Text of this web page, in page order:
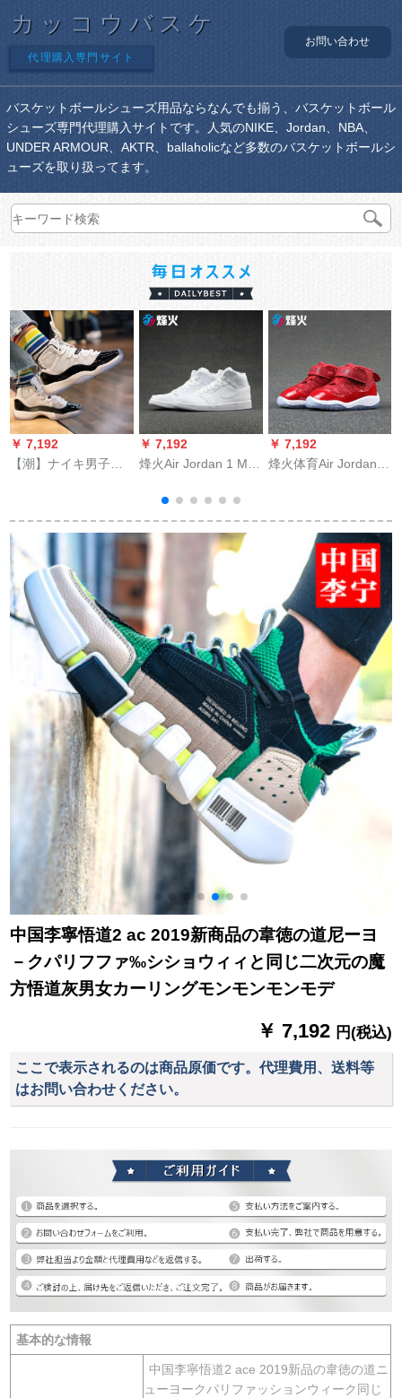
カッコウバスケ
代理購入専門サイト
お問い合わせ
バスケットボールシューズ用品ならなんでも揃う、バスケットボール
シューズ専門代理購入サイトです。人気のNIKE、Jordan、NBA、
UNDER ARMOUR、AKTR、ballaholicなど多数のバスケットボールシ
ューズを取り扱ってます。
￥ 7,192
【潮】ナイキ男子靴
ハヒロシルーババッ
クバックバック3780-
10/AJ 11カンキ女子
靴39
￥ 7,192
烽火Air Jordan 1 Mid
061,075,554724-104
煙台QY 2倉現物42
￥ 7,192
烽火体育Air Jordan
623煙台LM 2倉現物
27-16 CM
中国李寧悟道2 ac 2019新商品の韋徳の道尼ーヨ
－クパリフファ‰シショウィィと同じ二次元の魔
方悟道灰男女カーリングモンモンモンモデ
￥ 7,192 円(税込)
ここで表示されるのは商品原価です。代理費用、送料等
はお問い合わせください。
基本的な情報
中国李寧悟道2 ace 2019新品の韋徳の道ニ
ューヨークパリファッションウィーク同じ